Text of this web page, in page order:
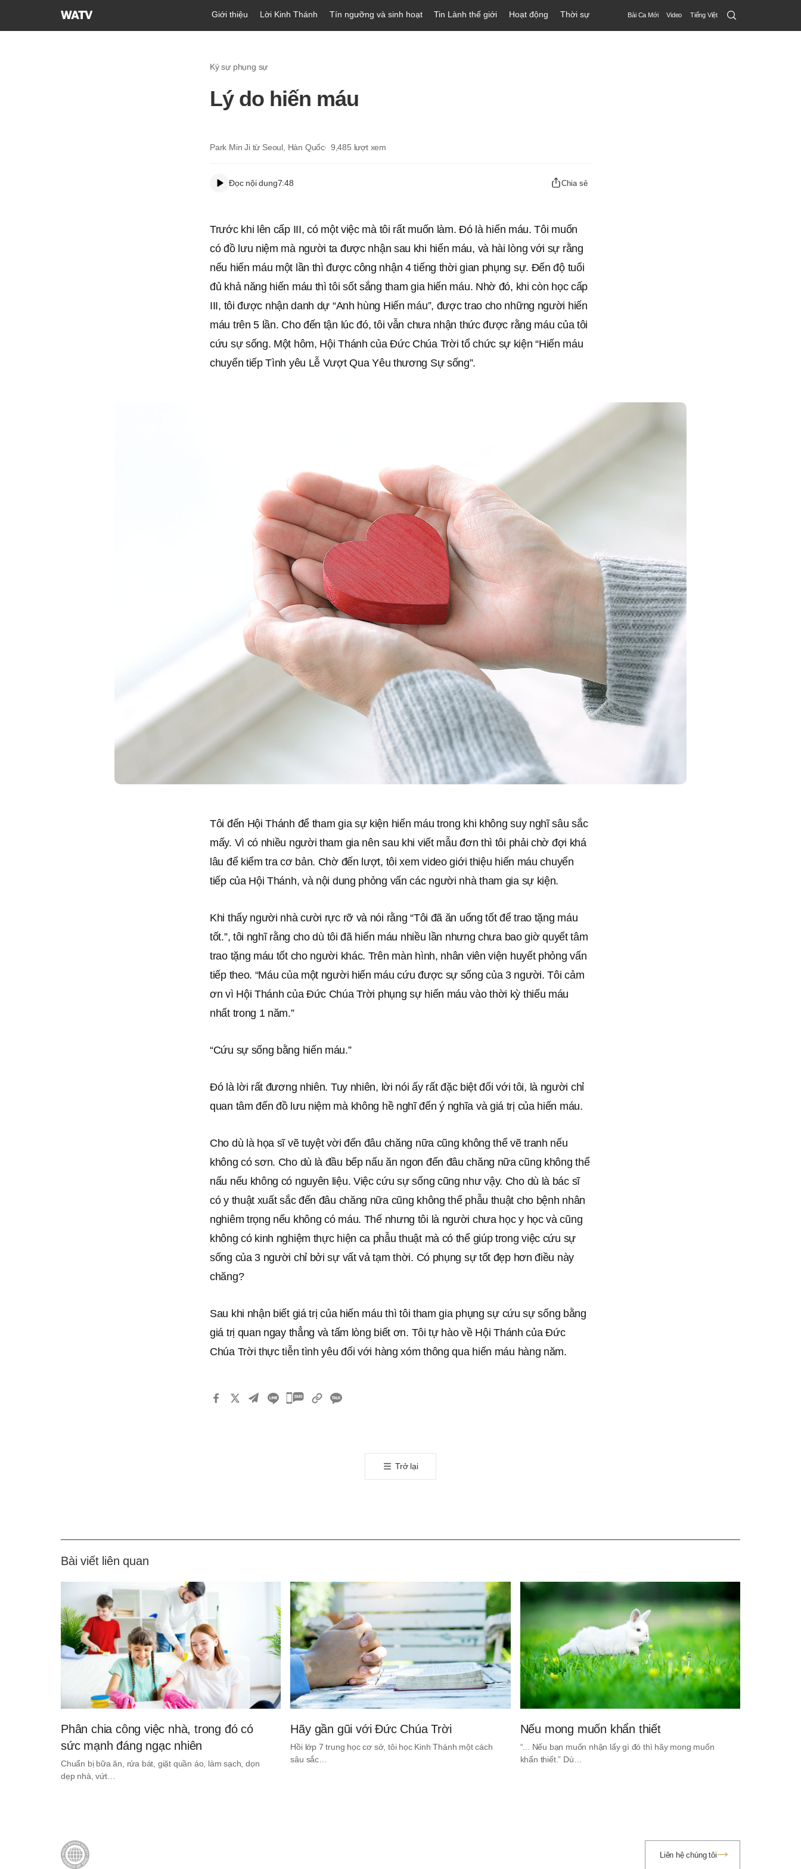
Hội
Giới thiệu Lời Kinh Thánh Tín ngưỡng và sinh hoạt Tin Lành thế giới Hoạt động Thời sự Bài Ca Mới Video Tiếng Việt Search
Submit
Ký sự phụng sự
Lý do hiến máu
Park Min Ji từ Seoul, Hàn Quốc 9,485 lượt xem
Đọc nội dung7:48 Chia sẻ
Trước khi lên cấp III, có một việc mà tôi rất muốn làm. Đó là hiến máu. Tôi muốn
có đồ lưu niệm mà người ta được nhận sau khi hiến máu, và hài lòng với sự rằng
nếu hiến máu một lần thì được công nhận 4 tiếng thời gian phụng sự. Đến độ tuổi
đủ khả năng hiến máu thì tôi sốt sắng tham gia hiến máu. Nhờ đó, khi còn học cấp
III, tôi được nhận danh dự “Anh hùng Hiến máu”, được trao cho những người hiến
máu trên 5 lần. Cho đến tận lúc đó, tôi vẫn chưa nhận thức được rằng máu của tôi
cứu sự sống. Một hôm, Hội Thánh của Đức Chúa Trời tổ chức sự kiện “Hiến máu
chuyển tiếp Tình yêu Lễ Vượt Qua Yêu thương Sự sống”.
Tôi đến Hội Thánh để tham gia sự kiện hiến máu trong khi không suy nghĩ sâu sắc
mấy. Vì có nhiều người tham gia nên sau khi viết mẫu đơn thì tôi phải chờ đợi khá
lâu để kiểm tra cơ bản. Chờ đến lượt, tôi xem video giới thiệu hiến máu chuyển
tiếp của Hội Thánh, và nội dung phỏng vấn các người nhà tham gia sự kiện.
Khi thấy người nhà cười rực rỡ và nói rằng “Tôi đã ăn uống tốt để trao tặng máu
tốt.”, tôi nghĩ rằng cho dù tôi đã hiến máu nhiều lần nhưng chưa bao giờ quyết tâm
trao tặng máu tốt cho người khác. Trên màn hình, nhân viên viện huyết phỏng vấn
tiếp theo. “Máu của một người hiến máu cứu được sự sống của 3 người. Tôi cảm
ơn vì Hội Thánh của Đức Chúa Trời phụng sự hiến máu vào thời kỳ thiếu máu
nhất trong 1 năm.”
“Cứu sự sống bằng hiến máu.”
Đó là lời rất đương nhiên. Tuy nhiên, lời nói ấy rất đặc biệt đối với tôi, là người chỉ
quan tâm đến đồ lưu niệm mà không hề nghĩ đến ý nghĩa và giá trị của hiến máu.
Cho dù là họa sĩ vẽ tuyệt vời đến đâu chăng nữa cũng không thể vẽ tranh nếu
không có sơn. Cho dù là đầu bếp nấu ăn ngon đến đâu chăng nữa cũng không thể
nấu nếu không có nguyên liệu. Việc cứu sự sống cũng như vậy. Cho dù là bác sĩ
có y thuật xuất sắc đến đâu chăng nữa cũng không thể phẫu thuật cho bệnh nhân
nghiêm trọng nếu không có máu. Thế nhưng tôi là người chưa học y học và cũng
không có kinh nghiệm thực hiện ca phẫu thuật mà có thể giúp trong việc cứu sự
sống của 3 người chỉ bởi sự vất vả tạm thời. Có phụng sự tốt đẹp hơn điều này
chăng?
Sau khi nhận biết giá trị của hiến máu thì tôi tham gia phụng sự cứu sự sống bằng
giá trị quan ngay thẳng và tấm lòng biết ơn. Tôi tự hào về Hội Thánh của Đức
Chúa Trời thực tiễn tình yêu đối với hàng xóm thông qua hiến máu hàng năm.
카
Trở lại
Bài viết liên quan
Phân chia công việc nhà, trong đó có
sức mạnh đáng ngạc nhiên
Chuẩn bị bữa ăn, rửa bát, giặt quần áo, làm sạch, dọn
dẹp nhà, vứt…
Hãy gần gũi với Đức Chúa Trời
Hồi lớp 7 trung học cơ sở, tôi học Kinh Thánh một cách
sâu sắc…
Nếu mong muốn khẩn thiết
“... Nếu bạn muốn nhận lấy gì đó thì hãy mong muốn
khẩn thiết.” Dù…
Liên hệ chúng tôi